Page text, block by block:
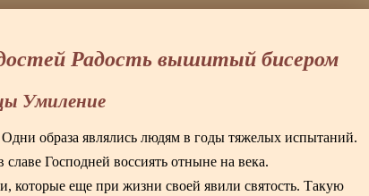
Радость вышитый бисером
Умиление
образа являлись людям в годы тяжелых испытаний.
Господней воссиять отныне на века.
которые еще при жизни своей явили святость. Такую